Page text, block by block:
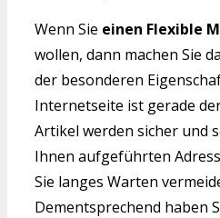
Wenn Sie einen Flexible
wollen, dann machen Sie
der besonderen
Internetseite ist gerade
Artikel werden sicher und
Ihnen aufgeführten
Sie langes Warten
Dementsprechend haben